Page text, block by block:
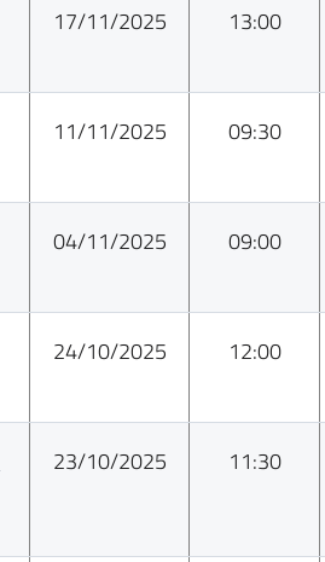
17/11/2025 13:00
11/11/2025 09:30
04/11/2025 09:00
24/10/2025 12:00
23/10/2025 11:30